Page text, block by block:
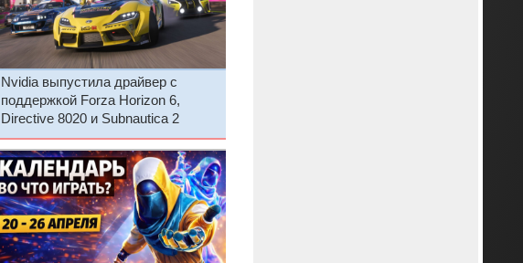
Nvidia выпустила драйвер с
поддержкой Forza Horizon 6,
Directive 8020 и Subnautica 2